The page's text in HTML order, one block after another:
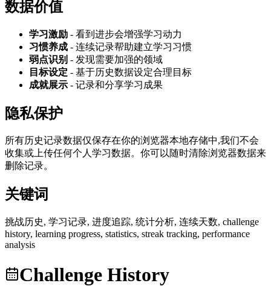
数据价值
学习激励 - 看到进步会增强学习动力
习惯养成 - 连续记录帮助建立学习习惯
弱点识别 - 发现需要加强的领域
目标设定 - 基于历史数据设定合理目标
成就展示 - 记录和分享学习成果
隐私保护
所有历史记录数据仅保存在你的浏览器本地存储中,我们不会
收集或上传任何个人学习数据。你可以随时清除浏览器数据来
删除记录。
关键词
挑战历史, 学习记录, 进度追踪, 统计分析, 连续天数, challenge
history, learning progress, statistics, streak tracking, performance
analysis
Challenge History